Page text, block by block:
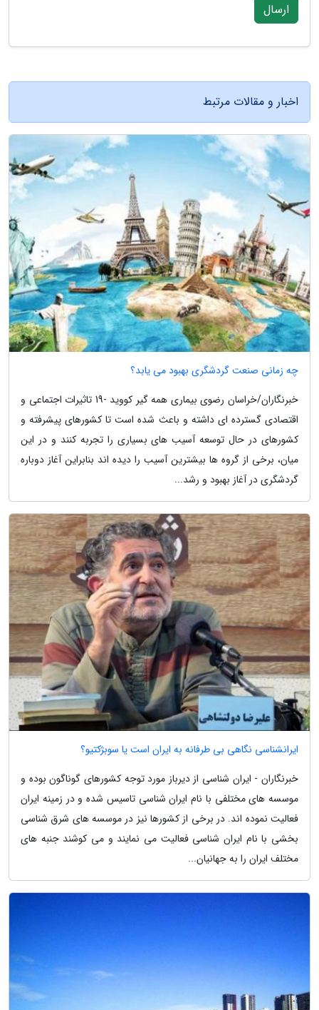
ارسال
اخبار و مقالات مرتبط
چه زمانی صنعت گردشگری بهبود می یابد؟
خبرنگاران/خراسان رضوی بیماری همه گیر کووید -19 تاثیرات اجتماعی و
اقتصادی گسترده ای داشته و باعث شده است تا کشورهای پیشرفته و
کشورهای در حال توسعه آسیب های بسیاری را تجربه کنند و در این
میان، برخی از گروه ها بیشترین آسیب را دیده اند بنابراین آغاز دوباره
گردشگری در آغاز بهبود و رشد...
ایرانشناسی نگاهی بی طرفانه به ایران است یا سوبژکتیو؟
خبرنگاران - ایران شناسی از دیرباز مورد توجه کشورهای گوناگون بوده و
موسسه های مختلفی با نام ایران شناسی تاسیس شده و در زمینه ایران
فعالیت نموده اند. در برخی از کشورها نیز در موسسه های شرق شناسی
بخشی با نام ایران شناسی فعالیت می نمایند و می کوشند جنبه های
مختلف ایران را به جهانیان...